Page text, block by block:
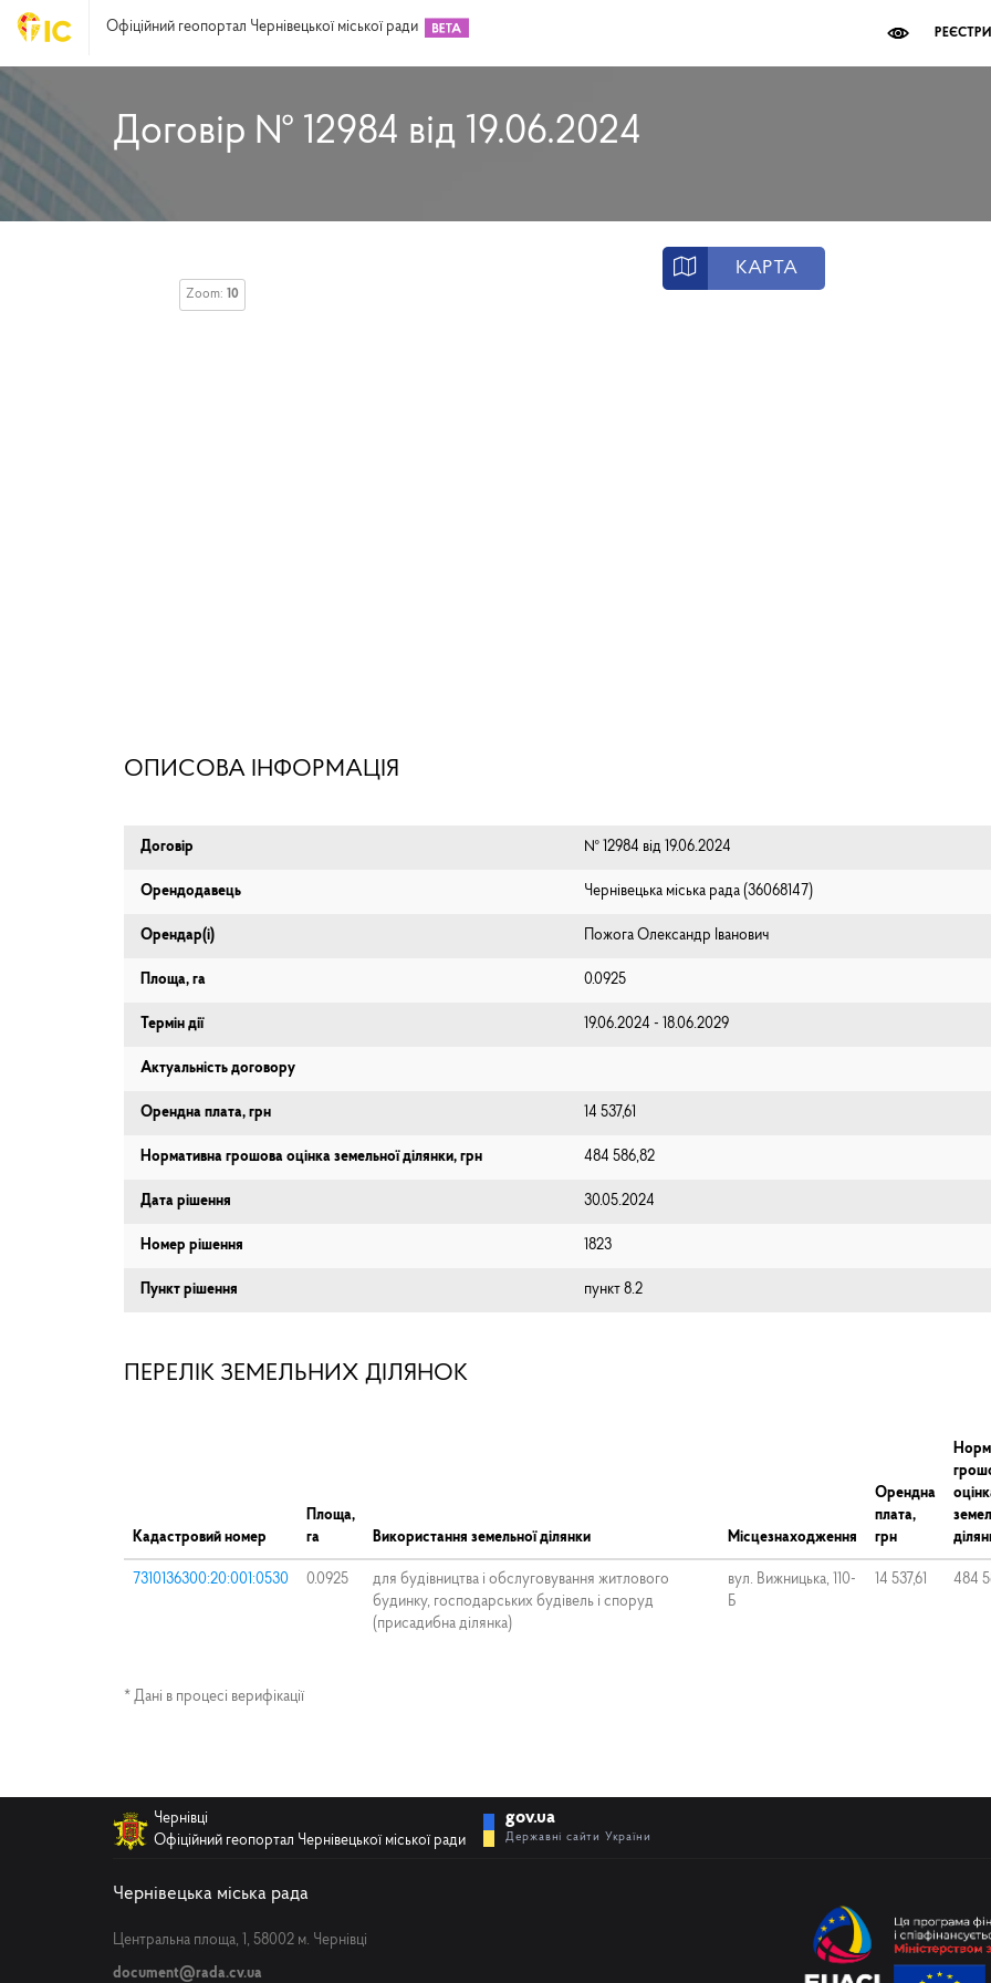
Офіційний геопортал Чернівецької міської ради РЕЄСТРИ
Договір № 12984 від 19.06.2024
КАРТА
Zoom: 10
ОПИСОВА ІНФОРМАЦІЯ
Договір № 12984 від 19.06.2024
Орендодавець Чернівецька міська рада (⁨36068147⁩)
Орендар(і) Пожога Олександр Іванович
Площа, га 0.0925
Термін дії 19.06.2024 - 18.06.2029
Актуальність договору
Орендна плата, грн 14 537,61
Нормативна грошова оцінка земельної ділянки, грн 484 586,82
Дата рішення 30.05.2024
Номер рішення 1823
Пункт рішення пункт 8.2
ПЕРЕЛІК ЗЕМЕЛЬНИХ ДІЛЯНОК
Кадастровий номер
Площа,
га
Використання земельної ділянки Місцезнаходження
Орендна
плата,
грн
7310136300:20:001:0530 0.0925
для будівництва і обслуговування житлового
будинку, господарських будівель і споруд
(присадибна ділянка)
вул. Вижницька, 110-
Б
14 537,61 484
* Дані в процесі верифікації
Чернівці
Офіційний геопортал Чернівецької міської ради
gov.ua
Державні сайти України
Чернівецька міська рада
Центральна площа, 1, 58002 м. Чернівці
document@rada.cv.ua